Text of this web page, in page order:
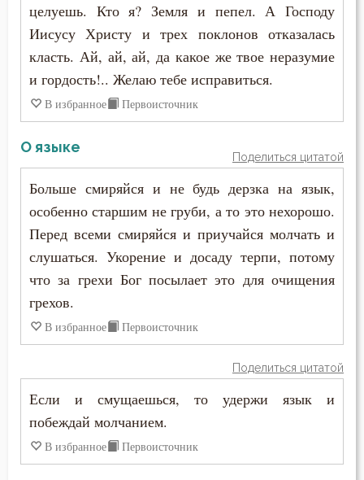
Подготовка к смерти
Познание себя
Покаяние
Поклон
Помощь Божия
Пост
Праздник
Праздность
Прелесть
Никита Стифат
Никифор Уединенник
Никодим Святогорец
Никон Оптинский (Беляев)
Нил Синайский
Нил Сорский
Паисий (Величковский)
Поликарп Смирнский
Серафим Саровский
целуешь. Кто я? Земля и пепел. А Господу
Иисусу Христу и трех поклонов отказалась
класть. Ай, ай, ай, да какое же твое неразумие
и гордость!.. Желаю тебе исправиться.
В избранное Первоисточник
О языке
Поделиться цитатой
Больше смиряйся и не будь дерзка на язык,
особенно старшим не груби, а то это нехорошо.
Перед всеми смиряйся и приучайся молчать и
слушаться. Укорение и досаду терпи, потому
что за грехи Бог посылает это для очищения
грехов.
В избранное Первоисточник
Поделиться цитатой
Если и смущаешься, то удержи язык и
побеждай молчанием.
В избранное Первоисточник